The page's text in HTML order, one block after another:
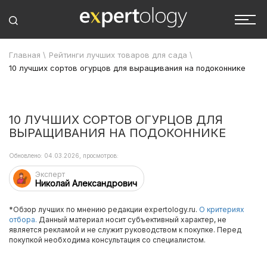
Главная \ Рейтинги лучших товаров для сада \
10 лучших сортов огурцов для выращивания на подоконнике
10 ЛУЧШИХ СОРТОВ ОГУРЦОВ ДЛЯ
ВЫРАЩИВАНИЯ НА ПОДОКОННИКЕ
Эксперт
Николай Александрович
Обновлено: 04.03.2026, просмотров:
*Обзор лучших по мнению редакции expertology.ru. О критериях
отбора. Данный материал носит субъективный характер, не
является рекламой и не служит руководством к покупке. Перед
покупкой необходима консультация со специалистом.